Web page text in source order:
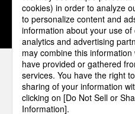
3 4 5
パナソニックの電気